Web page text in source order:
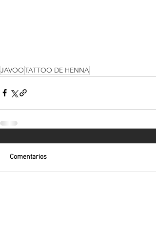
JAVOOTATTOO DE HENNA
Comentarios